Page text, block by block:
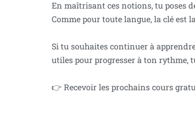
En maîtrisant ces notions, tu poses
Comme pour toute langue, la clé est
Si tu souhaites continuer à
utiles pour progresser à ton rythme,
👉 Recevoir les prochains cours